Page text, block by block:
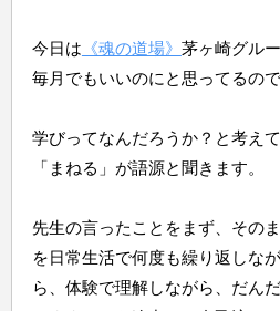
自
塾
今日は 《魂の道場》 茅ヶ崎グル
毎月でもいいのにと思ってるの
学びってなんだろうか？と考え
「まねる」が語源と聞きます。
先生の言ったことをまず、その
を日常生活で何度も繰り返しな
ら、体験で理解しながら、だん